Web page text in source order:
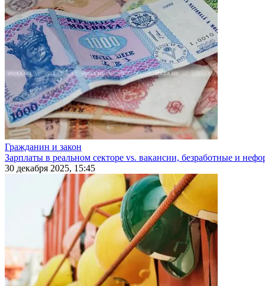
Гражданин и закон
Зарплаты в реальном секторе vs. вакансии, безработные и
30 декабря 2025, 15:45